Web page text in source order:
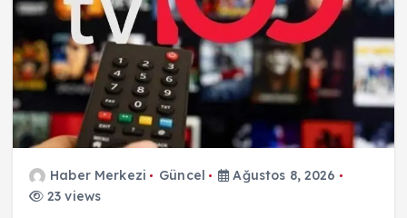
Haber Merkezi Güncel
Ağustos 8, 2026
23 views